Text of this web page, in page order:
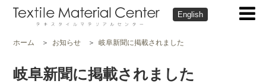
English
ホーム お知らせ 岐阜新聞に掲載されました
岐阜新聞に掲載されました